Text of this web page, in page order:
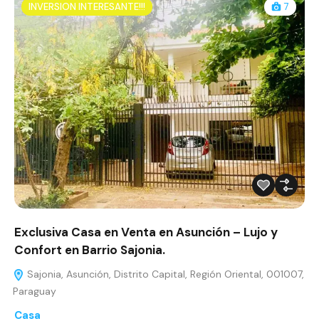
INVERSION INTERESANTE!!! 7
Exclusiva Casa en Venta en Asunción – Lujo y
Confort en Barrio Sajonia.
Sajonia, Asunción, Distrito Capital, Región Oriental, 001007,
Paraguay
Casa